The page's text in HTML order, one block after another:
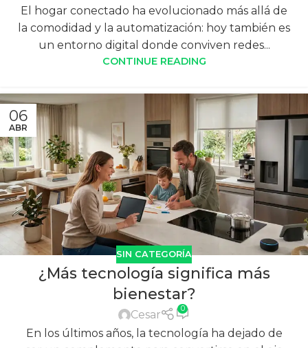
El hogar conectado ha evolucionado más allá de
la comodidad y la automatización: hoy también es
un entorno digital donde conviven redes...
CONTINUE READING
06
ABR
SIN CATEGORÍA
¿Más tecnología significa más
bienestar?
Cesar 0
En los últimos años, la tecnología ha dejado de